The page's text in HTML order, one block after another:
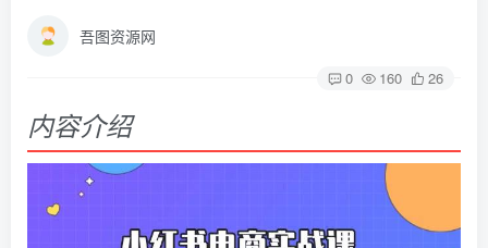
吾图资源网
0 160 26
内容介绍